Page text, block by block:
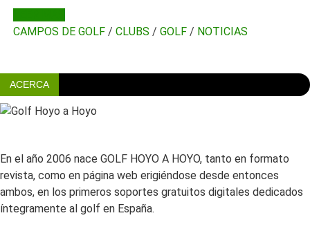
CAMPOS DE GOLF /CLUBS /GOLF / NOTICIAS
ACERCA
En el año 2006 nace GOLF HOYO A HOYO, tanto en formato
revista, como en página web erigiéndose desde entonces
ambos, en los primeros soportes gratuitos digitales dedicados
íntegramente al golf en España.